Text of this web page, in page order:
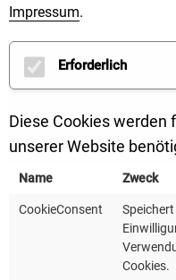
Kommunensteckbrief
Auf unserer
dieser
Informationen zum
Kommune. Mithilfe
Kommunensteckbrief
Kommune im
Wie sieht ein
Beispiel von
Impressum.
Erforderlich
Diese Cookies werden
unserer Website
Name Zweck
CookieConsent
Cookies.